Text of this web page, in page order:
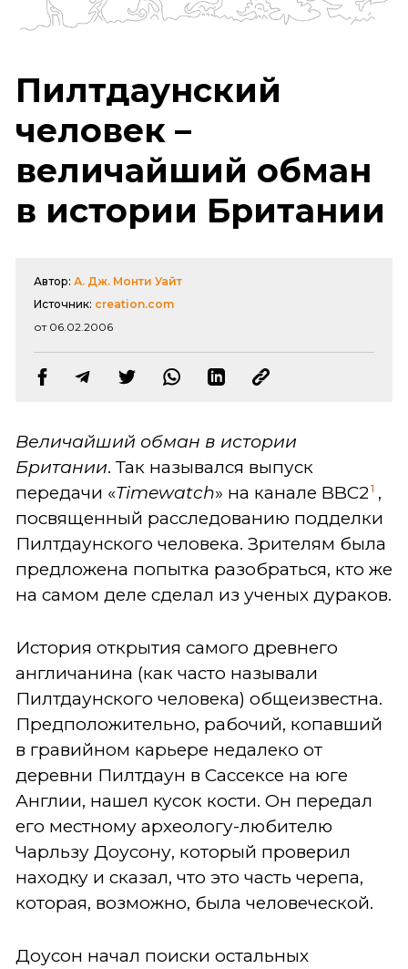
Пилтдаунский
человек –
величайший обман
в истории Британии
Автор: А. Дж. Монти Уайт
Источник: creation.com
от 06.02.2006
Величайший обман в истории
Британии. Так назывался выпуск
передачи «Timewatch» на канале BBC21 ,
посвященный расследованию подделки
Пилтдаунского человека. Зрителям была
предложена попытка разобраться, кто же
на самом деле сделал из ученых дураков.
История открытия самого древнего
англичанина (как часто называли
Пилтдаунского человека) общеизвестна.
Предположительно, рабочий, копавший
в гравийном карьере недалеко от
деревни Пилтдаун в Сассексе на юге
Англии, нашел кусок кости. Он передал
его местному археологу-любителю
Чарльзу Доусону, который проверил
находку и сказал, что это часть черепа,
которая, возможно, была человеческой.
Доусон начал поиски остальных